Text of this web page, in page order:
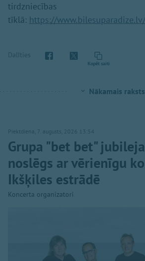
tirdzniecības
tīklā: https://
Dalīties
Kopēt saiti
Nākamais raksts
Piektdiena, 7. augusts, 2026 13:54
Grupa "bet bet"
noslēgs ar vērienīgu
Ikšķiles estrādē
Koncerta organizatori